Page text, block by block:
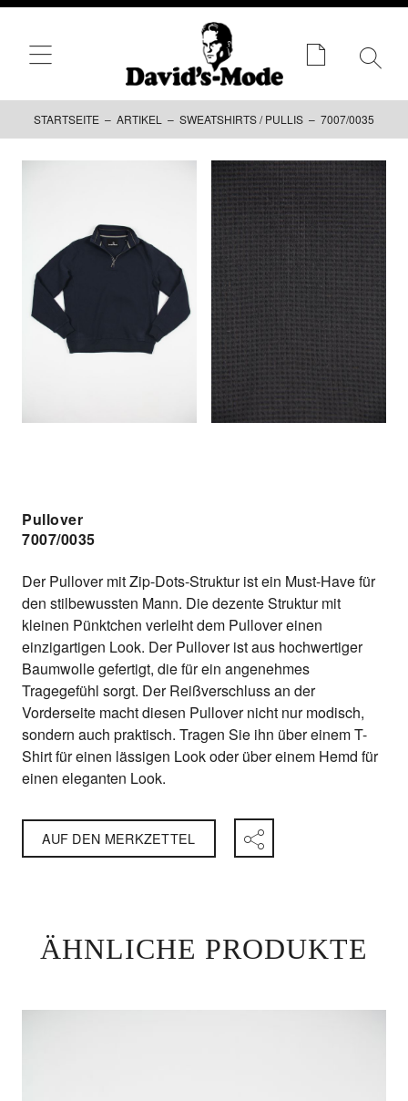
STARTSEITE – ARTIKEL – SWEATSHIRTS / PULLIS – 7007/0035
Pullover
7007/0035
Der Pullover mit Zip-Dots-Struktur ist ein Must-Have für
den stilbewussten Mann. Die dezente Struktur mit
kleinen Pünktchen verleiht dem Pullover einen
einzigartigen Look. Der Pullover ist aus hochwertiger
Baumwolle gefertigt, die für ein angenehmes
Tragegefühl sorgt. Der Reißverschluss an der
Vorderseite macht diesen Pullover nicht nur modisch,
sondern auch praktisch. Tragen Sie ihn über einem T-
Shirt für einen lässigen Look oder über einem Hemd für
einen eleganten Look.
AUF DEN MERKZETTEL
ÄHNLICHE PRODUKTE